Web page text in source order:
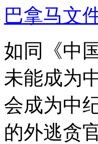
巴拿马文
如同《中
未能成为
会成为中
的外逃贪